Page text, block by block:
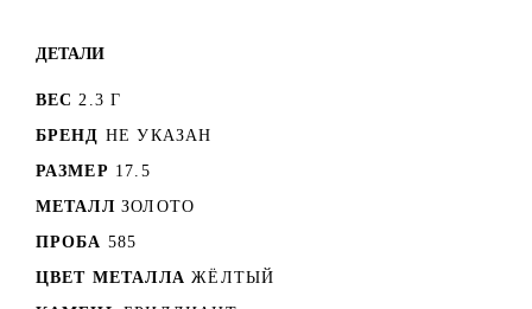
ДЕТАЛИ
ВЕС 2.3 Г
БРЕНД НЕ УКАЗАН
РАЗМЕР 17.5
МЕТАЛЛ ЗОЛОТО
ПРОБА 585
ЦВЕТ МЕТАЛЛА ЖЁЛТЫЙ